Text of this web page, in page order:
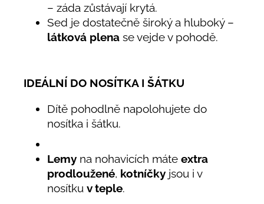
– záda zůstávají krytá.
Sed je dostatečně široký a hluboký –
látková plena se vejde v pohodě.
IDEÁLNÍ DO NOSÍTKA I ŠÁTKU
Dítě pohodlně napolohujete do
nosítka i šátku.
Lemy na nohavicích máte extra
prodloužené, kotníčky jsou i v
nosítku v teple.